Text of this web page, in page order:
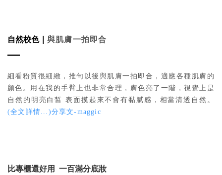
自然校色｜ 與肌膚一拍即合
細看粉質很細緻，推勻以後與肌膚一拍即合，適應各種肌膚的
顏色。用在我的手臂上也非常合理，膚色亮了一階，視覺上是
自然的明亮白皙表面摸起來不會有黏膩感，相當清透自然。
(全文詳情...)分享文-maggic
比專櫃還好用 一百滿分底妝